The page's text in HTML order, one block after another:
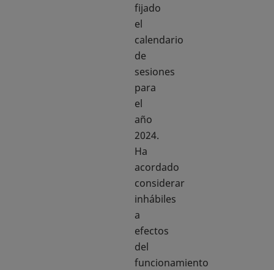
fijado
el
calendario
de
sesiones
para
el
año
2024.
Ha
acordado
considerar
inhábiles
a
efectos
del
funcionamiento